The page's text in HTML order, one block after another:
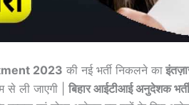
2023 की नई भर्ती निकलने का
से ली जाएगी | बिहार आईटीआई अनुदेशक